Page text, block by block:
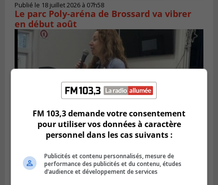
Publié le 18 juillet 2026 à 07h58
Le parc Poly-aréna de Brossard va vibrer
en début août
Publié le 6 juillet 2026 à 11h18
Climat Québec dévoile deux candidats
pour l’Agglomération
FM 103,3 demande votre consentement
pour utiliser vos données à caractère
personnel dans les cas suivants :
Publicités et contenu personnalisés, mesure de
performance des publicités et du contenu, études
d’audience et développement de services